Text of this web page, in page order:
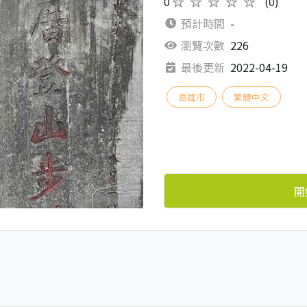
預計時間 -
瀏覽次數 226
最後更新 2022-04-19
高雄市 繁體中文